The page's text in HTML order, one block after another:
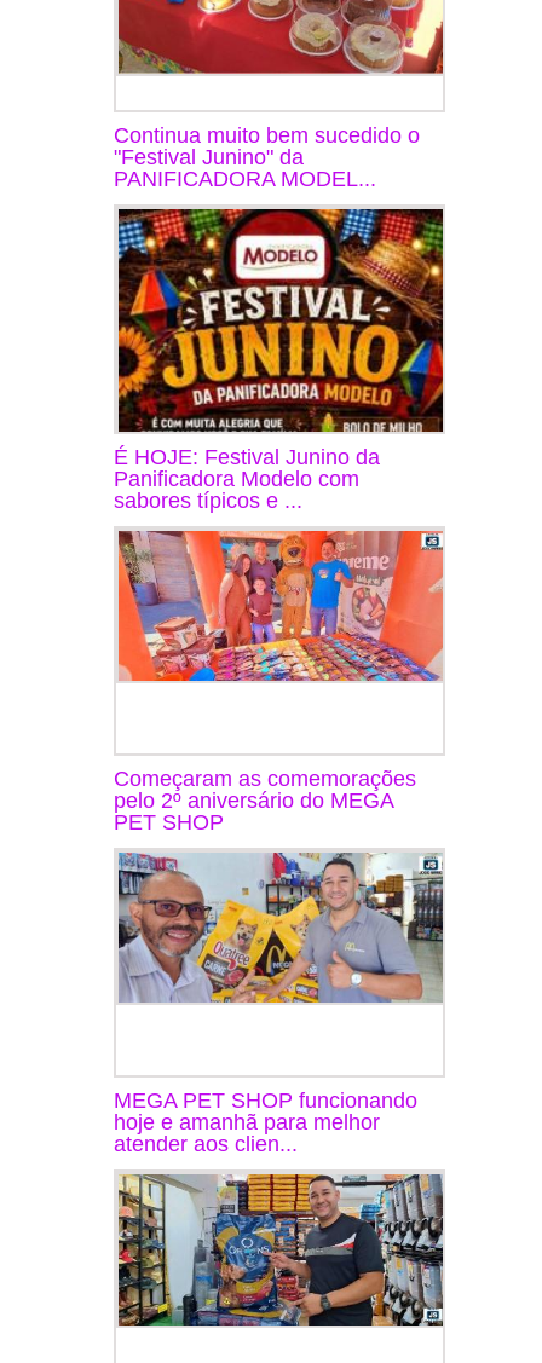
Continua muito bem sucedido o
"Festival Junino" da
PANIFICADORA MODEL...
É HOJE: Festival Junino da
Panificadora Modelo com
sabores típicos e ...
Começaram as comemorações
pelo 2º aniversário do MEGA
PET SHOP
MEGA PET SHOP funcionando
hoje e amanhã para melhor
atender aos clien...